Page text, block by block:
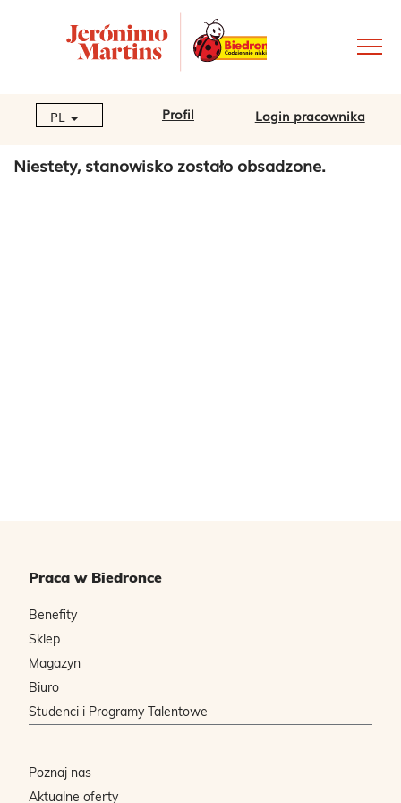
PL Profil Login pracownika
Niestety, stanowisko zostało obsadzone.
Praca w Biedronce
Benefity
Sklep
Magazyn
Biuro
Studenci i Programy Talentowe
Poznaj nas
Aktualne oferty